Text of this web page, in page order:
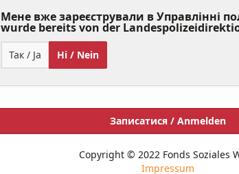
Мене вже зареєстрували в Управлінні
wurde bereits von der
Так / Ja Ні / Nein
Записатися / Anmelden
Copyright © 2022 Fonds Soziales
Impressum